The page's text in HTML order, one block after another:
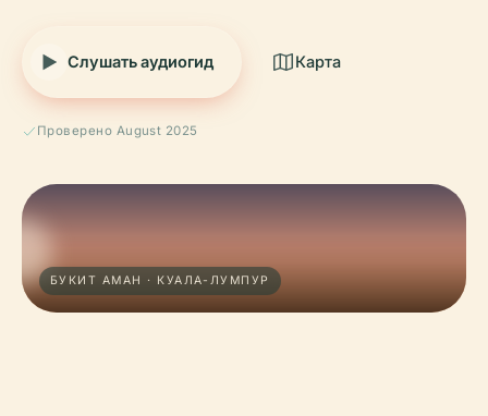
Слушать аудиогид Карта
Проверено August 2025
БУКИТ АМАН · КУАЛА-ЛУМПУР